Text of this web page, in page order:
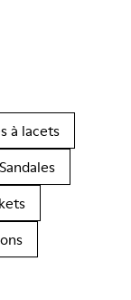
à lacets
Sandales